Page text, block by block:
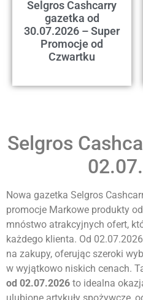
Selgros Cashcarry
gazetka od
30.07.2026 – Super
Promocje od
Czwartku
Selgros
Nowa gazetka Selgros
promocje Markowe produkty
mnóstwo atrakcyjnych ofert,
każdego klienta. Od
na zakupy, oferując szeroki
w wyjątkowo niskich cenach.
od 02.07.2026 to idealna
ulubione artykuły spożywcze,